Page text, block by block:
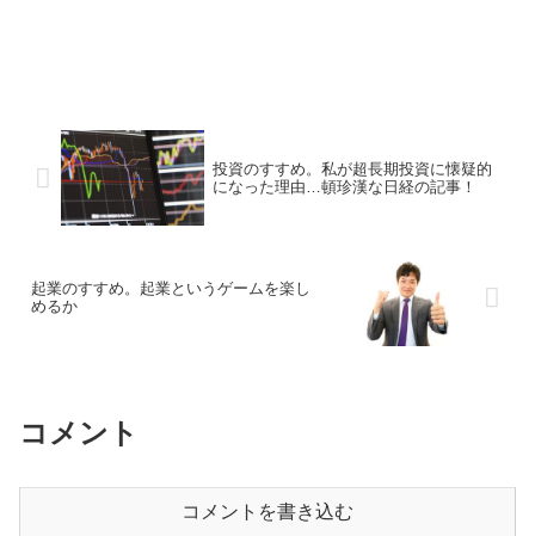
投資のすすめ。私が超長期投資に懐疑的
になった理由…頓珍漢な日経の記事！
起業のすすめ。起業というゲームを楽し
めるか
コメント
コメントを書き込む